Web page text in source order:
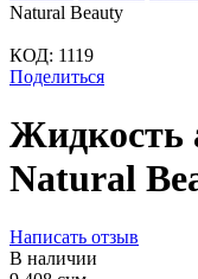
Natural Beauty
КОД: 1119
Поделиться
Жидкость
Natural
Написать отзыв
В наличии